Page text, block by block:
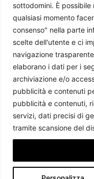
sottodomini. È
qualsiasi momento
consenso" nella parte
scelte dell'utente e ci
navigazione
elaborano i dati per i
archiviazione e/o
pubblicità e contenuti
pubblicità e contenuti,
servizi, dati precisi di
tramite scansione del